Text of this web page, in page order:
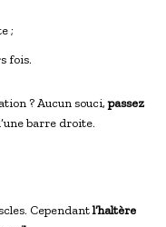
;
fois.
? Aucun souci,passez
barre droite.
Cependantl’haltère